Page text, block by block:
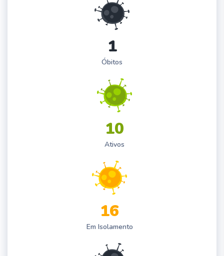
1
Óbitos
10
Ativos
16
Em Isolamento